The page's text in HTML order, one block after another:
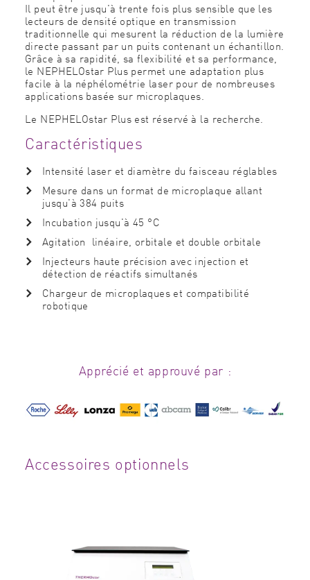
Il peut être jusqu'à trente fois plus sensible que les
lecteurs de densité optique en transmission
traditionnelle qui mesurent la réduction de la lumière
directe passant par un puits contenant un échantillon.
Grâce à sa rapidité, sa flexibilité et sa performance,
le NEPHELOstar Plus permet une adaptation plus
facile à la néphélométrie laser pour de nombreuses
applications basée sur microplaques.
Le NEPHELOstar Plus est réservé à la recherche.
Caractéristiques
Intensité laser et diamètre du faisceau réglables
Mesure dans un format de microplaque allant
jusqu'à 384 puits
Incubation jusqu'à 45 °C
Agitation linéaire, orbitale et double orbitale
Injecteurs haute précision avec injection et
détection de réactifs simultanés
Chargeur de microplaques et compatibilité
robotique
Apprécié et approuvé par :
Accessoires optionnels